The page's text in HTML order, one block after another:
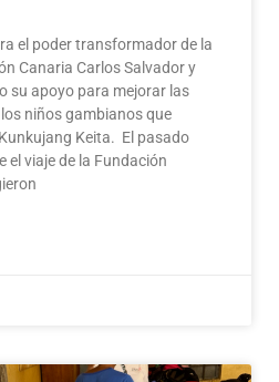
el poder transformador de la
Canaria Carlos Salvador y
su apoyo para mejorar las
niños gambianos que
Keita. El pasado
el viaje de la Fundación